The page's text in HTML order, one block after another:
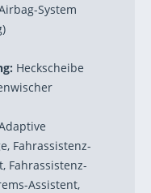
System
Heckscheibe
Fahrassistenz-
Fahrassistenz-
Assistent,